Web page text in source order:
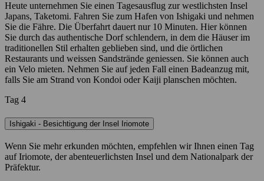
Heute unternehmen Sie einen Tagesausflug zur westlichsten Insel
Japans, Taketomi. Fahren Sie zum Hafen von Ishigaki und nehmen
Sie die Fähre. Die Überfahrt dauert nur 10 Minuten. Hier können
Sie durch das authentische Dorf schlendern, in dem die Häuser im
traditionellen Stil erhalten geblieben sind, und die örtlichen
Restaurants und weissen Sandstrände geniessen. Sie können auch
ein Velo mieten. Nehmen Sie auf jeden Fall einen Badeanzug mit,
falls Sie am Strand von Kondoi oder Kaiji planschen möchten.
Tag 4
Ishigaki - Besichtigung der Insel Iriomote
Wenn Sie mehr erkunden möchten, empfehlen wir Ihnen einen Tag
auf Iriomote, der abenteuerlichsten Insel und dem Nationalpark der
Präfektur.